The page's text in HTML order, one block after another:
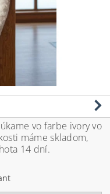
vo farbe ivory vo
máme skladom,
14 dní.